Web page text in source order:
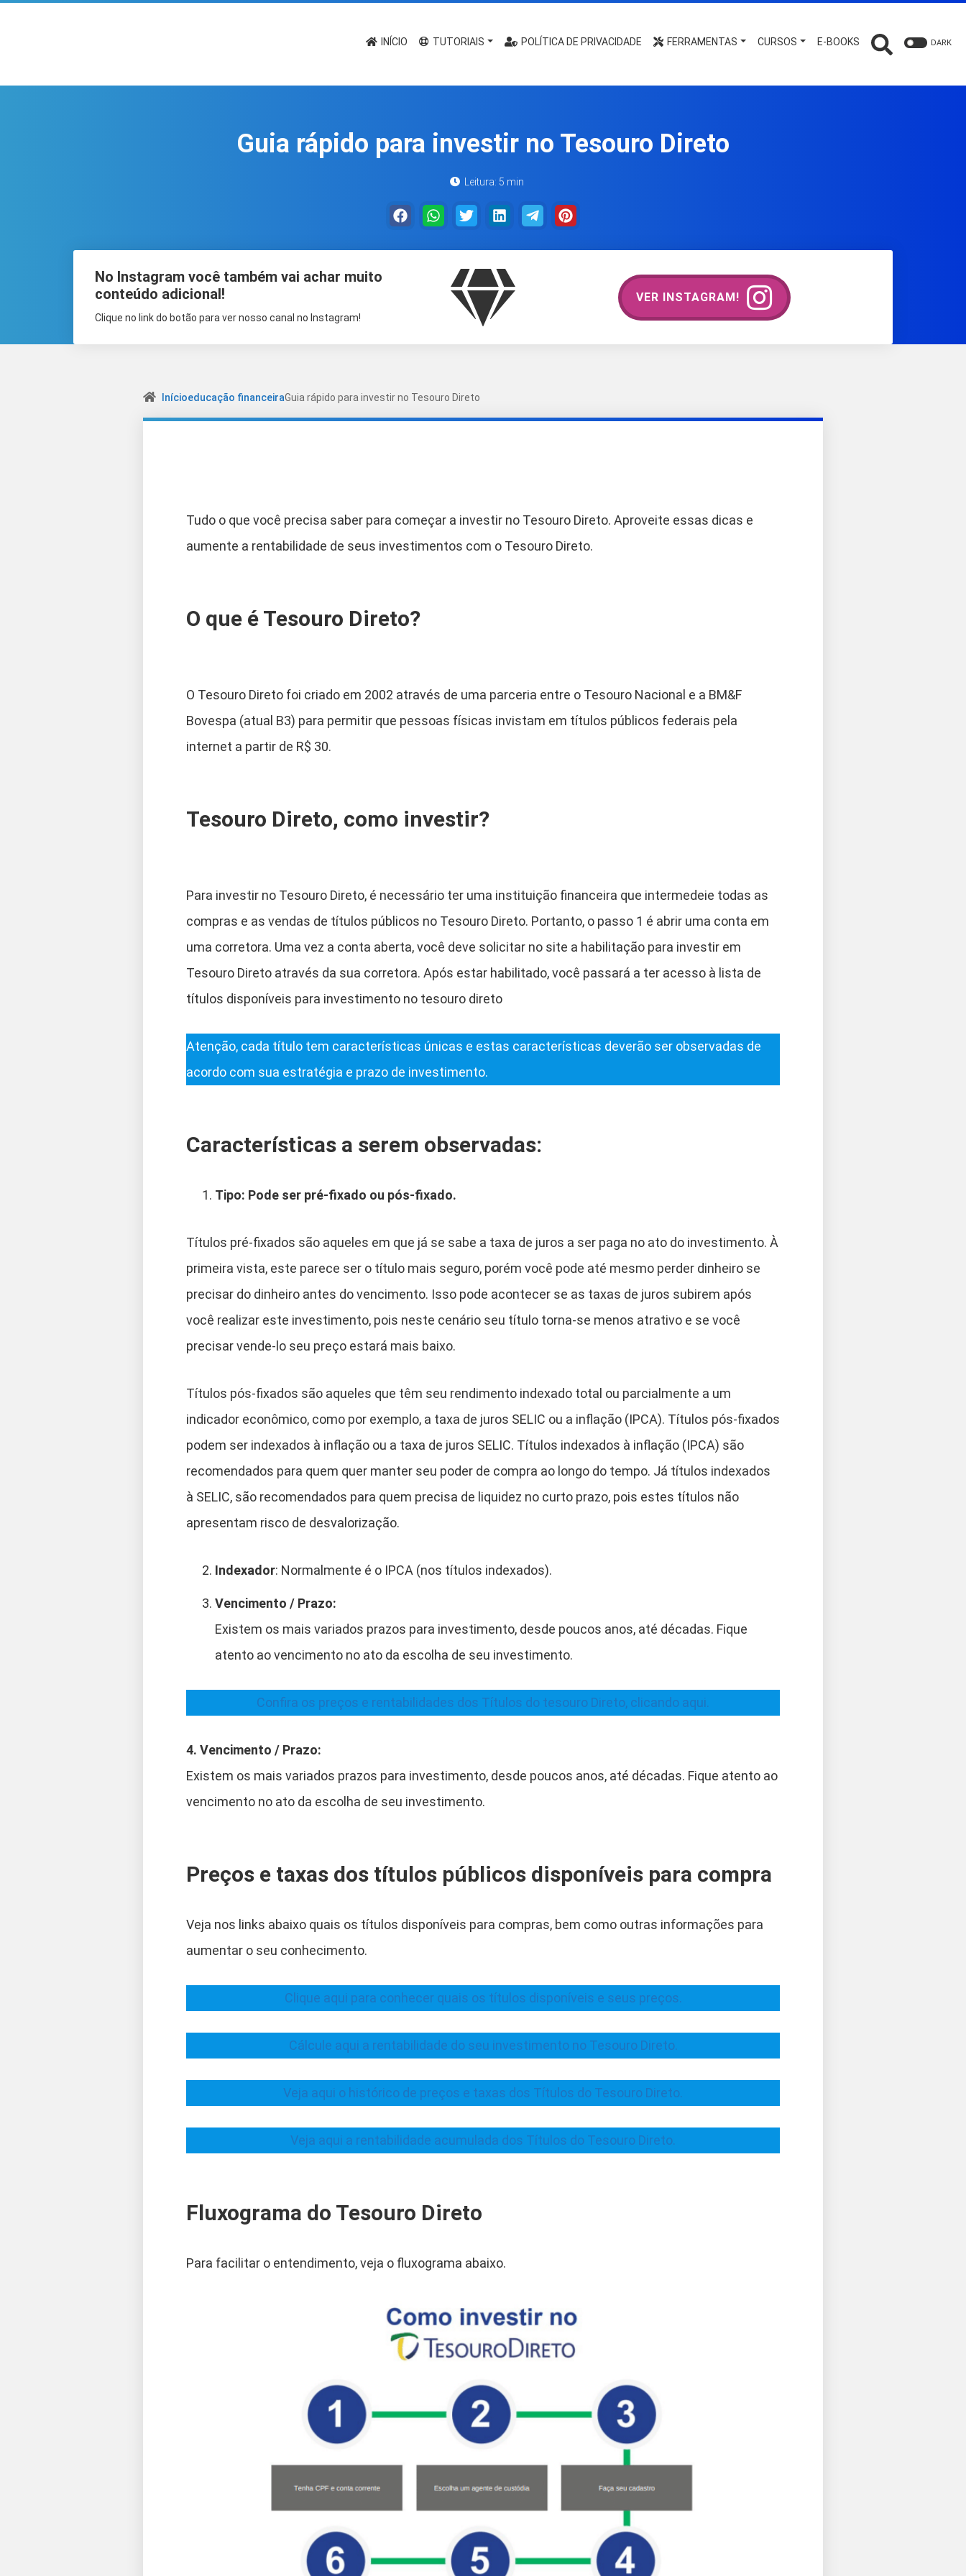
INÍCIO TUTORIAIS POLÍTICA DE PRIVACIDADE FERRAMENTAS CURSOS E-BOOKS DARK
Guia rápido para investir no Tesouro Direto
Leitura: 5 min
No Instagram você também vai achar muito
conteúdo adicional!
Clique no link do botão para ver nosso canal no Instagram!
VER INSTAGRAM!
Inícioeducação financeiraGuia rápido para investir no Tesouro Direto
Tudo o que você precisa saber para começar a investir no Tesouro Direto. Aproveite essas dicas e
aumente a rentabilidade de seus investimentos com o Tesouro Direto.
O que é Tesouro Direto?
O Tesouro Direto foi criado em 2002 através de uma parceria entre o Tesouro Nacional e a BM&F
Bovespa (atual B3) para permitir que pessoas físicas invistam em títulos públicos federais pela
internet a partir de R$ 30.
Tesouro Direto, como investir?
Para investir no Tesouro Direto, é necessário ter uma instituição financeira que intermedeie todas as
compras e as vendas de títulos públicos no Tesouro Direto. Portanto, o passo 1 é abrir uma conta em
uma corretora. Uma vez a conta aberta, você deve solicitar no site a habilitação para investir em
Tesouro Direto através da sua corretora. Após estar habilitado, você passará a ter acesso à lista de
títulos disponíveis para investimento no tesouro direto
Atenção, cada título tem características únicas e estas características deverão ser observadas de
acordo com sua estratégia e prazo de investimento.
Características a serem observadas:
Tipo: Pode ser pré-fixado ou pós-fixado.
Títulos pré-fixados são aqueles em que já se sabe a taxa de juros a ser paga no ato do investimento. À
primeira vista, este parece ser o título mais seguro, porém você pode até mesmo perder dinheiro se
precisar do dinheiro antes do vencimento. Isso pode acontecer se as taxas de juros subirem após
você realizar este investimento, pois neste cenário seu título torna-se menos atrativo e se você
precisar vende-lo seu preço estará mais baixo.
Títulos pós-fixados são aqueles que têm seu rendimento indexado total ou parcialmente a um
indicador econômico, como por exemplo, a taxa de juros SELIC ou a inflação (IPCA). Títulos pós-fixados
podem ser indexados à inflação ou a taxa de juros SELIC. Títulos indexados à inflação (IPCA) são
recomendados para quem quer manter seu poder de compra ao longo do tempo. Já títulos indexados
à SELIC, são recomendados para quem precisa de liquidez no curto prazo, pois estes títulos não
apresentam risco de desvalorização.
Indexador: Normalmente é o IPCA (nos títulos indexados).
Vencimento / Prazo:
Existem os mais variados prazos para investimento, desde poucos anos, até décadas. Fique
atento ao vencimento no ato da escolha de seu investimento.
Confira os preços e rentabilidades dos Títulos do tesouro Direto, clicando aqui.
4. Vencimento / Prazo:
Existem os mais variados prazos para investimento, desde poucos anos, até décadas. Fique atento ao
vencimento no ato da escolha de seu investimento.
Preços e taxas dos títulos públicos disponíveis para compra
Veja nos links abaixo quais os títulos disponíveis para compras, bem como outras informações para
aumentar o seu conhecimento.
Clique aqui para conhecer quais os títulos disponíveis e seus preços.
Cálcule aqui a rentabilidade do seu investimento no Tesouro Direto.
Veja aqui o histórico de preços e taxas dos Títulos do Tesouro Direto.
Veja aqui a rentabilidade acumulada dos Títulos do Tesouro Direto.
Fluxograma do Tesouro Direto
Para facilitar o entendimento, veja o fluxograma abaixo.